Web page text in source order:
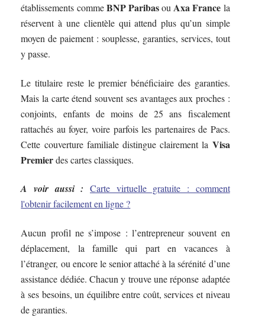
établissements commeBNP ParibasouAxa France la
réservent à une clientèle qui attend plus qu’un simple
moyen de paiement : souplesse, garanties, services, tout
y passe.
Le titulaire reste le premier bénéficiaire des garanties.
Mais la carte étend souvent ses avantages aux proches :
conjoints, enfants de moins de 25 ans fiscalement
rattachés au foyer, voire parfois les partenaires de Pacs.
Cette couverture familiale distingue clairement la Visa
Premierdes cartes classiques.
A voir aussi : Carte virtuelle gratuite : comment
l'obtenir facilement en ligne ?
Aucun profil ne s’impose : l’entrepreneur souvent en
déplacement, la famille qui part en vacances à
l’étranger, ou encore le senior attaché à la sérénité d’une
assistance dédiée. Chacun y trouve une réponse adaptée
à ses besoins, un équilibre entre coût, services et niveau
de garanties.